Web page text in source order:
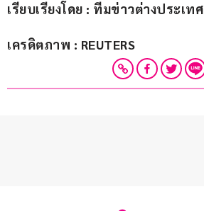
เรียบเรียงโดย : ทีมข่าวต่างประเทศ
เครดิตภาพ : REUTERS